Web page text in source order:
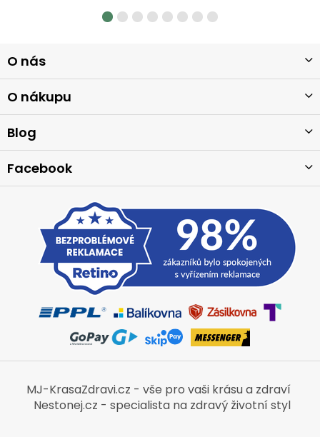
á
p
a
t
O nás
O nákupu
Blog
Facebook
MJ-KrasaZdravi.cz - vše pro vaši krásu a zdraví
Nestonej.cz - specialista na zdravý životní styl